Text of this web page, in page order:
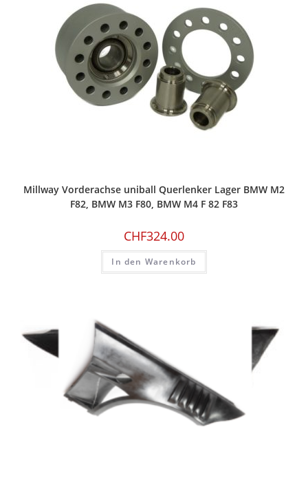
Millway Vorderachse uniball Querlenker Lager BMW M2
F82, BMW M3 F80, BMW M4 F 82 F83
CHF324.00
In den Warenkorb